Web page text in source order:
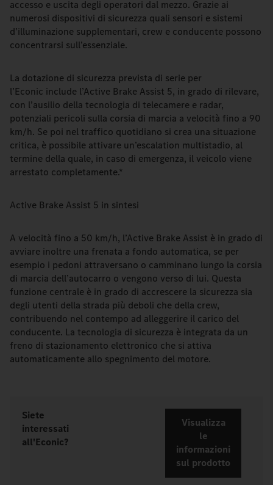
accesso e uscita degli operatori dal mezzo. Grazie ai
numerosi dispositivi di sicurezza quali sensori e sistemi
d’illuminazione supplementari, crew e conducente possono
concentrarsi sull’essenziale.
La dotazione di sicurezza prevista di serie per
l’Econic include l’Active Brake Assist 5, in grado di rilevare,
con l’ausilio della tecnologia di telecamere e radar,
potenziali pericoli sulla corsia di marcia a velocità fino a 90
km/h. Se poi nel traffico quotidiano si crea una situazione
critica, è possibile attivare un’escalation multistadio, al
termine della quale, in caso di emergenza, il veicolo viene
arrestato completamente.*
Active Brake Assist 5 in sintesi
A velocità fino a 50 km/h, l’Active Brake Assist è in grado di
avviare inoltre una frenata a fondo automatica, se per
esempio i pedoni attraversano o camminano lungo la corsia
di marcia dell’autocarro o vengono verso di lui. Questa
funzione centrale è in grado di accrescere la sicurezza sia
degli utenti della strada più deboli che della crew,
contribuendo nel contempo ad alleggerire il carico del
conducente. La tecnologia di sicurezza è integrata da un
freno di stazionamento elettronico che si attiva
automaticamente allo spegnimento del motore.
Siete
interessati
all'Econic?
Visualizza
le
informazioni
sul prodotto